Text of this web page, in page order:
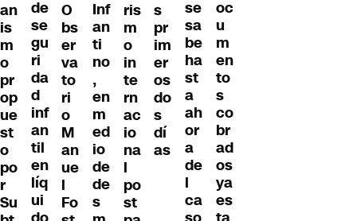
an
is
m
o
pr
op
ue
st
o
po
r
Su
de
se
gu
ri
da
d
inf
an
til
en
líq
ui
O
bs
er
va
to
ri
o
M
an
ue
l
Fo
Inf
an
ti
no
,
en
m
ed
io
de
de
s
ris
m
o
in
te
rn
ac
io
na
l
po
st
s
pr
im
er
os
do
s
dí
as
se
sa
be
ha
st
a
ah
or
a
de
l
ca
oc
u
m
en
to
s
co
br
ad
os
ya
es